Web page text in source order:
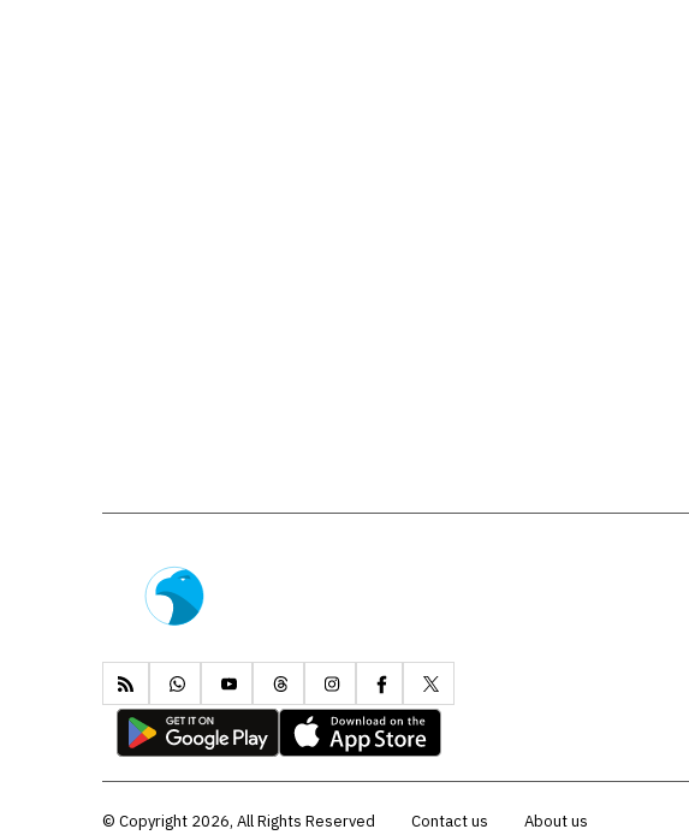
About us
Contact us
Copyright 2026, All Rights Reserved ©